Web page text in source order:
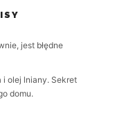
jest błędne
i olej lniany. Sekret
domu.